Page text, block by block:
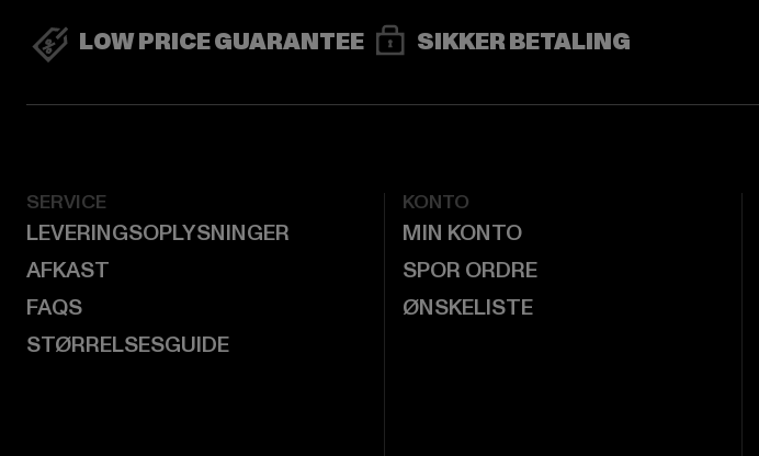
LOW PRICE GUARANTEE SIKKER BETALING
SERVICE
LEVERINGSOPLYSNINGER
AFKAST
FAQS
STØRRELSESGUIDE
KONTO
MIN KONTO
SPOR ORDRE
ØNSKELISTE